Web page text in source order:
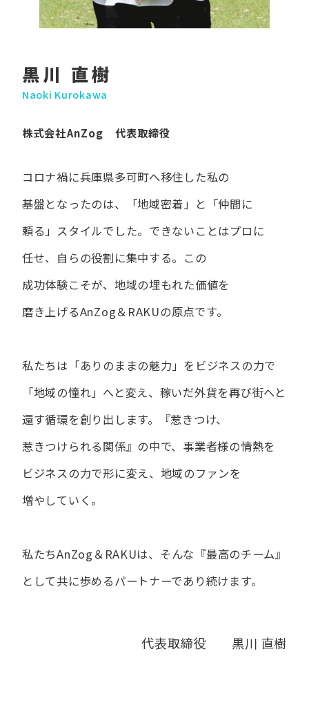
黒川 直樹
Naoki Kurokawa
株式会社AnZog 代表取締役
コロナ禍に​兵庫県多可町へ​移住した​私の​
基盤となったのは、
「地域密着」と​「仲間に​
頼る」スタイルでした。 できない​ことは​プロに​
任せ、​自らの​役割に​集中する。 この​
成功体験こそが、​地域の​埋もれた​価値を​
磨き上げる​AnZog＆RAKUの​原点です。
私たちは​「ありの​ままの​魅力」を​ビジネスの​力で​
「地域の​憧れ」へと​変え、 稼いだ外貨を​再び街へと​
還す循環を​創り出します。
『惹きつけ、​
惹きつけられる​関係』の​中で、​事業者様の​情熱を​
ビジネスの​力で​形に​変え、 地域の​ファンを​
増やしていく。
私たちAnZog＆RAKUは、​そんな​『最高の​チーム』
と​して共に​歩める​パートナーであり続けます。
代表取締役 黒川 直樹